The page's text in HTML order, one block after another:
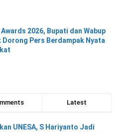
2026, Bupati dan Wabup
Dorong Pers Berdampak Nyata
Latest
UNESA, S Hariyanto Jadi